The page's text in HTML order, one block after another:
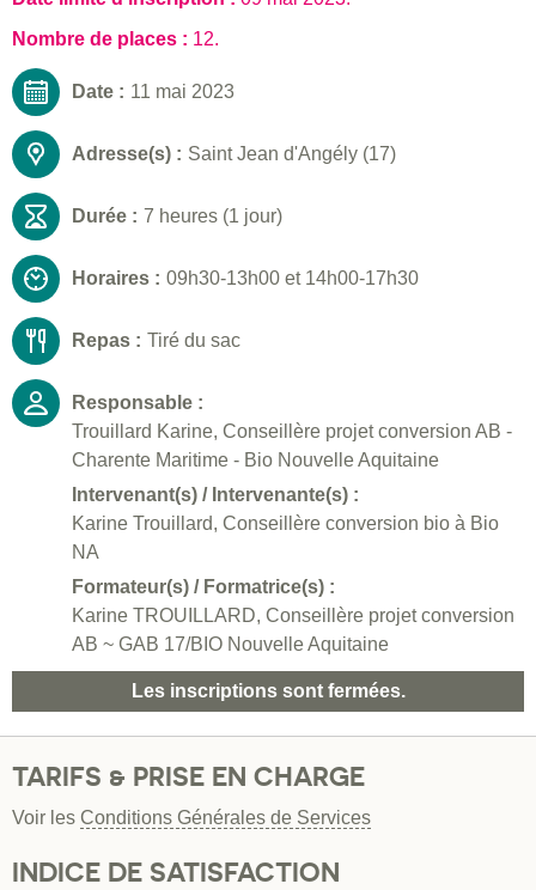
Nombre de places : 12.
Date : 11 mai 2023
Adresse(s) : Saint Jean d'Angély (17)
Durée : 7 heures (1 jour)
Horaires : 09h30-13h00 et 14h00-17h30
Repas : Tiré du sac
Responsable :
Trouillard Karine, Conseillère projet conversion AB -
Charente Maritime - Bio Nouvelle Aquitaine
Intervenant(s) / Intervenante(s) :
Karine Trouillard, Conseillère conversion bio à Bio
NA
Formateur(s) / Formatrice(s) :
Karine TROUILLARD, Conseillère projet conversion
AB ~ GAB 17/BIO Nouvelle Aquitaine
Les inscriptions sont fermées.
TARIFS & PRISE EN CHARGE
Voir les Conditions Générales de Services
INDICE DE SATISFACTION